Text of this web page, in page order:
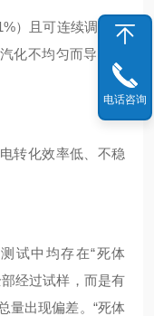
）且可连续调控的
化不均匀而导致的
转化效率低、不稳
试中均存在“死体
经过试样，而是有
量出现偏差。“死体
电话咨询